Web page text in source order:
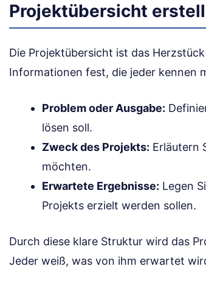
Projektübersicht
Die Projektübersicht ist das
Informationen fest, die jeder kennen
Problem oder Ausgabe:
lösen soll.
Zweck des Projekts: Erläutern
möchten.
Erwartete Ergebnisse: Legen
Projekts erzielt werden sollen.
Durch diese klare Struktur wird das
Jeder weiß, was von ihm erwartet